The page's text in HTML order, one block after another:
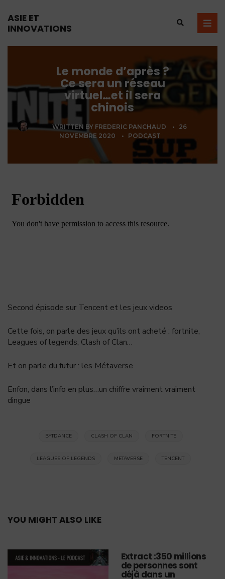
ASIE ET
INNOVATIONS
Le monde d’après ?
Ce sera un réseau
virtuel…et il sera
chinois
WRITTEN BY FREDERIC PANCHAUD •
26
NOVEMBRE 2020
• PODCAST
Second épisode sur Tencent et les jeux videos
Cette fois, on parle des jeux qu’ils ont acheté : fortnite,
Leagues of legends, Clash of Clan…
Et on parle du futur : les Métaverse
Enfon, dans l’info en plus…un chiffre vraiment vraiment
dingue
BYTDANCE CLASH OF CLAN FORTNITE
LEAGUES OF LEGENDS METAVERSE TENCENT
YOU MIGHT ALSO LIKE
Extract :350 millions
de personnes sont
déjà dans un